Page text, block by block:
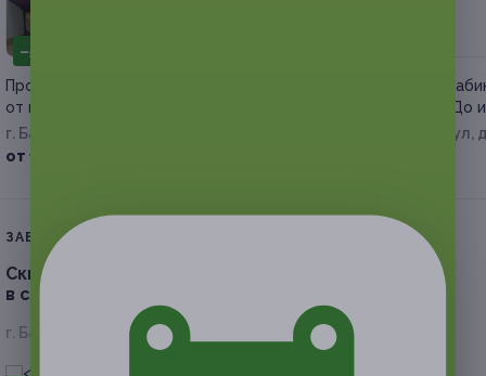
–50%
Процедуры по коррекции фигуры
от мастера Виктории Колядиной
г. Барнаул
от 175 руб.
Коррекция фигуры в
эстетики от салона «До
г. Барнаул, Взлетная ул,
ЗАВЕРШЁННАЯ АКЦИЯ
Скидка до 72%
в салоне красоты «Лилия»
г. Барнаул, пр-т Красноармейский, д. 111